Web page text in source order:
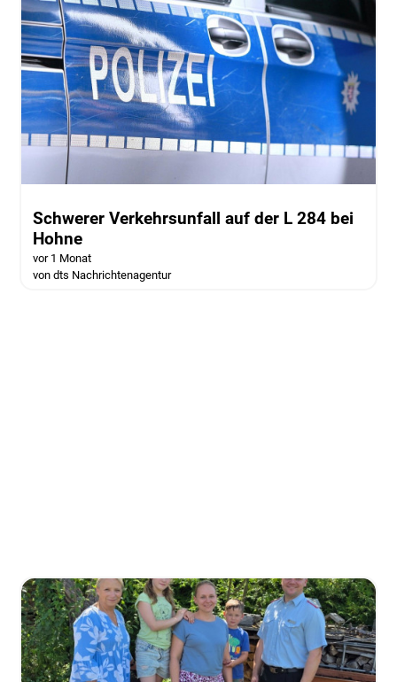
Schwerer Verkehrsunfall auf der L 284 bei
Hohne
vor 1 Monat
von dts Nachrichtenagentur